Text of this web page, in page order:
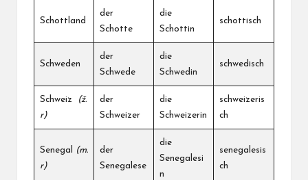
Schottland
der
Schotte
die
Schottin
schottisch
Schweden
der
Schwede
die
Schwedin
schwedisch
Schweiz
(ž.
r)
der
Schweizer
die
Schweizerin
schweizeris
ch
Senegal
(m.
r)
der
Senegalese
die
Senegalesi
n
senegalesis
ch